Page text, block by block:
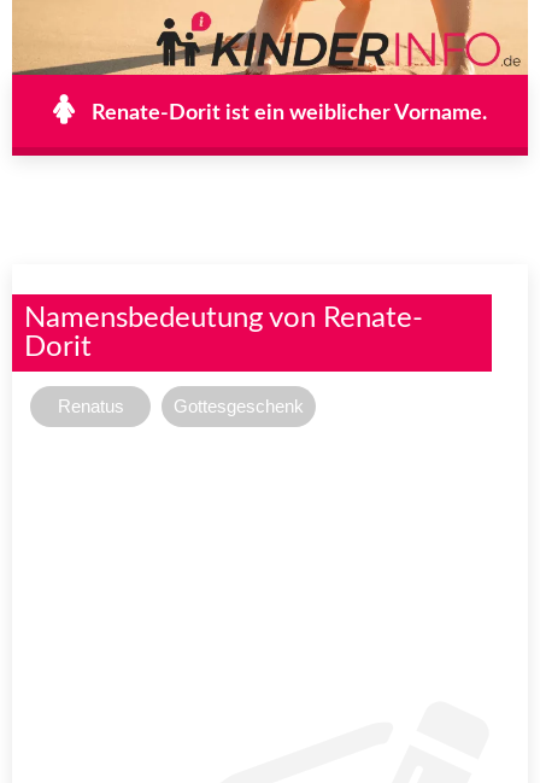
Renate-Dorit ist ein weiblicher Vorname.
Namensbedeutung von Renate-
Dorit
Renatus Gottesgeschenk